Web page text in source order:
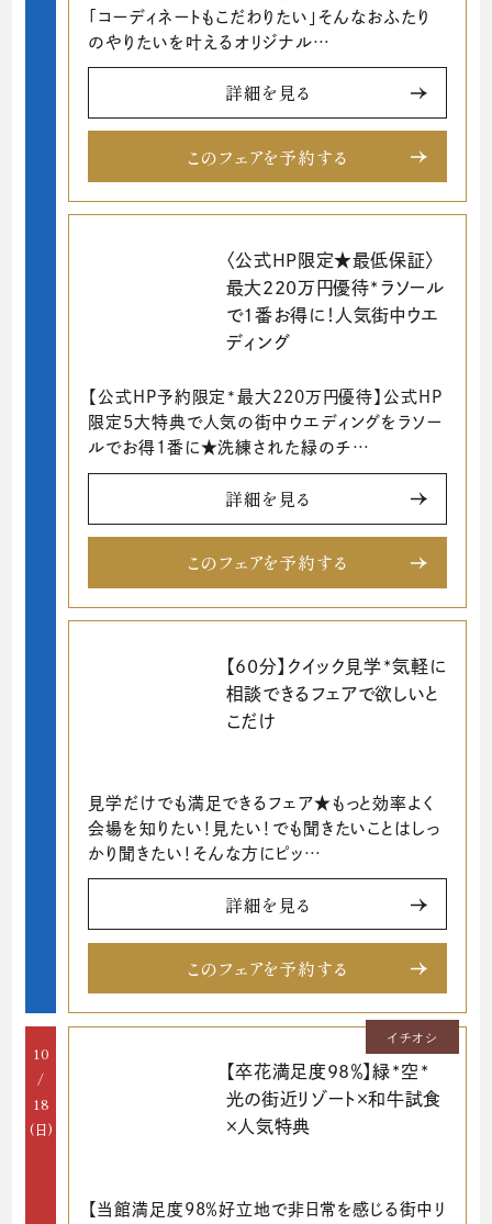
「コーディネートもこだわりたい」そんなおふたり
のやりたいを叶えるオリジナル…
詳細を見る
このフェアを予約する
〈公式HP限定★最低保証〉
最大220万円優待*ラソール
で1番お得に！人気街中ウエ
ディング
【公式HP予約限定*最大220万円優待】公式HP
限定5大特典で人気の街中ウエディングをラソー
ルでお得1番に★洗練された緑のチ…
詳細を見る
このフェアを予約する
【60分】クイック見学*気軽に
相談できるフェアで欲しいと
こだけ
見学だけでも満足できるフェア★もっと効率よく
会場を知りたい！見たい！でも聞きたいことはしっ
かり聞きたい！そんな方にピッ…
詳細を見る
このフェアを予約する
10
/
18
(日)
イチオシ
【卒花満足度98％】緑*空*
光の街近リゾート×和牛試食
×人気特典
【当館満足度98％好立地で非日常を感じる街中リ